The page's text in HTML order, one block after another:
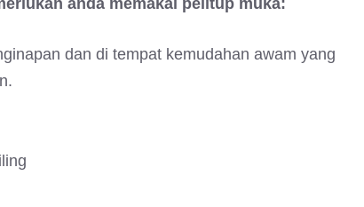
anda memakai pelitup muka:
dan di tempat kemudahan awam yang